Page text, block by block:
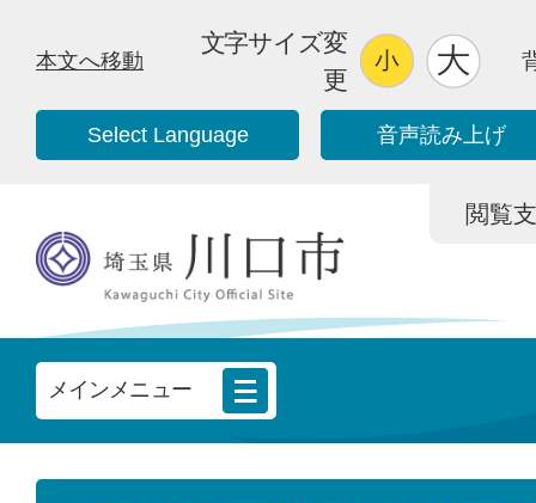
本文へ移動
文字サイズ変
更
Select Language 音声読み上げ
閲覧
メインメニュー